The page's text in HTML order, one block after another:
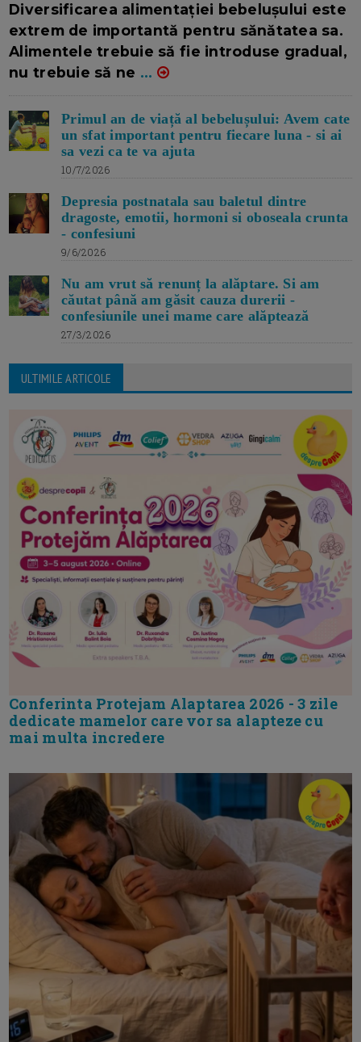
Diversificarea alimentației bebelușului este
extrem de importantă pentru sănătatea sa.
Alimentele trebuie să fie introduse gradual,
nu trebuie să ne ...
Primul an de viață al bebelușului: Avem cate
un sfat important pentru fiecare luna - si ai
sa vezi ca te va ajuta
10/7/2026
Depresia postnatala sau baletul dintre
dragoste, emotii, hormoni si oboseala crunta
- confesiuni
9/6/2026
Nu am vrut să renunț la alăptare. Si am
căutat până am găsit cauza durerii -
confesiunile unei mame care alăptează
27/3/2026
ULTIMILE ARTICOLE
Conferinta Protejam Alaptarea 2026 - 3 zile
dedicate mamelor care vor sa alapteze cu
mai multa incredere